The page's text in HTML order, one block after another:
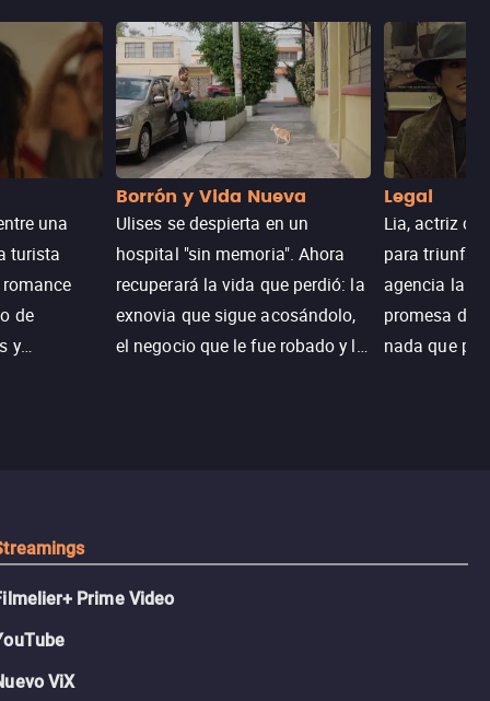
una
turista
de
y
Borrón y Vida Nueva
Ulises se despierta en un
hospital "sin memoria". Ahora
recuperará la vida que perdió: la
exnovia que sigue acosándolo,
el negocio que le fue robado y la
Legal
Lia, actriz
para triunfar
agencia la
promesa de
nada que
Prime Video
ViX